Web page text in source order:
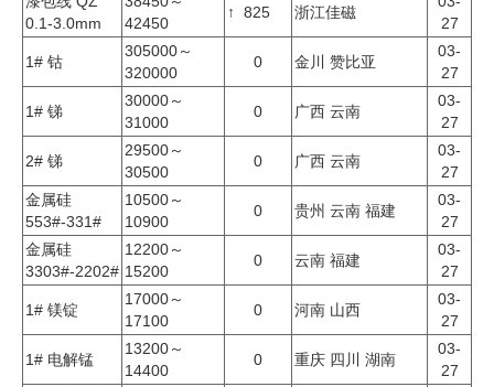
0.1-3.0mm
42450
↑ 825 浙江佳磁
27
1# 钴
305000～
320000
0 金川 赞比亚
03-
27
1# 锑
30000～
31000
0 广西 云南
03-
27
2# 锑
29500～
30500
0 广西 云南
03-
27
金属硅
553#-331#
10500～
10900
0 贵州 云南 福建
03-
27
金属硅
3303#-2202#
12200～
15200
0 云南 福建
03-
27
1# 镁锭
17000～
17100
0 河南 山西
03-
27
1# 电解锰
13200～
14400
0 重庆 四川 湖南
03-
27